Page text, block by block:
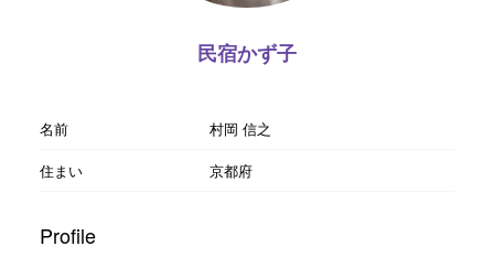
民宿かず子
名前
村岡 信之
住まい
京都府
Profile